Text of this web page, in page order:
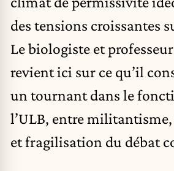
des tensions croissantes
Le biologiste et
revient ici sur ce qu’il
un tournant dans le
l’ULB, entre
et fragilisation du débat